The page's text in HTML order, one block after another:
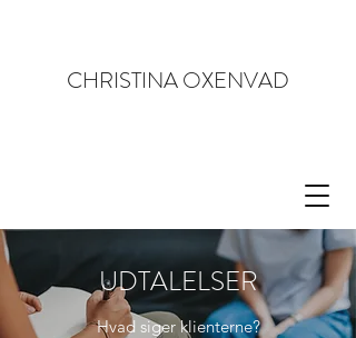
CHRISTINA OXENVAD
UDTALELSER
Hvad siger klienterne?